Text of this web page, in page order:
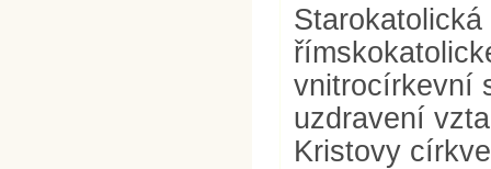
vnitrocírkevní
uzdravení
Kristovy